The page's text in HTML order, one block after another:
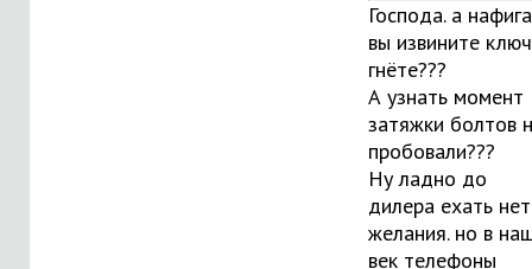
Господа. а нафига
вы извините
гнёте???
А узнать момент
затяжки болтов
пробовали???
Ну ладно до
дилера ехать нет
желания. но в
век телефоны